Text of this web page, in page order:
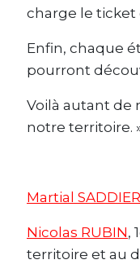
charge le ticket
Enfin, chaque
pourront
Voilà autant de
notre territoire.
Martial SADDIER
Nicolas RUBIN,
territoire et au